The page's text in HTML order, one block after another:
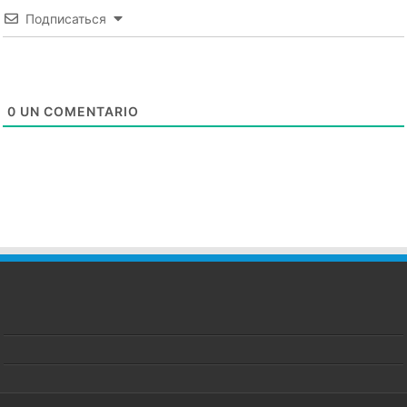
Подписаться
0 UN COMENTARIO